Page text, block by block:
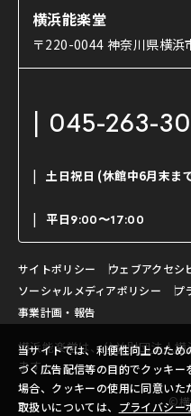
当サイトでは、利便性向上のた
づく広告配信等の目的でクッキ
場合、クッキーの使用に同意いた
取扱いについては、 プライバシー
ご利用の流れ
利用料金表
能舞台と演じ手
使用する道具
能・狂言の曲目説明
日本の古典芸能
コラム
OTABISHO
チケット購入方法
ご寄附について
よくいただくご質問
お問い合わせ
横浜能楽堂
〒220-0044 神奈川県横浜
045-263-
土日祝日 (休館中6月末ま
平日9:00〜17:00
サイトポリシー
ウェブアクセシ
ソーシャルメディアポリシー
プ
事業計画・報告
横浜能楽堂は、公益財団法人
ます。
©横